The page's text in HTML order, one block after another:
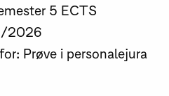
5 ECTS
2026
Prøve i personalejura